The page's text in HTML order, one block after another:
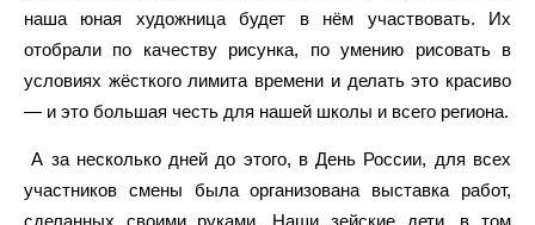
наша юная художница будет в нём участвовать. Их
отобрали по качеству рисунка, по умению рисовать в
условиях жёсткого лимита времени и делать это красиво
— и это большая честь для нашей школы и всего региона.
А за несколько дней до этого, в День России, для всех
участников смены была организована выставка работ,
сделанных своими руками. Наши зейские дети, в том